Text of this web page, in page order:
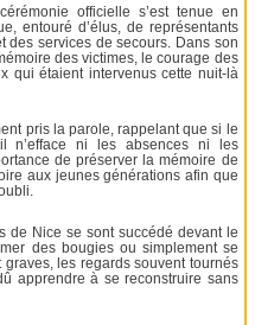
officielle s’est tenue en
entouré d’élus, de représentants
des services de secours. Dans son
des victimes, le courage des
qui étaient intervenus cette nuit-là
pris la parole, rappelant que si le
n’efface ni les absences ni les
de préserver la mémoire de
aux jeunes générations afin que
de Nice se sont succédé devant le
des bougies ou simplement se
les regards souvent tournés
apprendre à se reconstruire sans